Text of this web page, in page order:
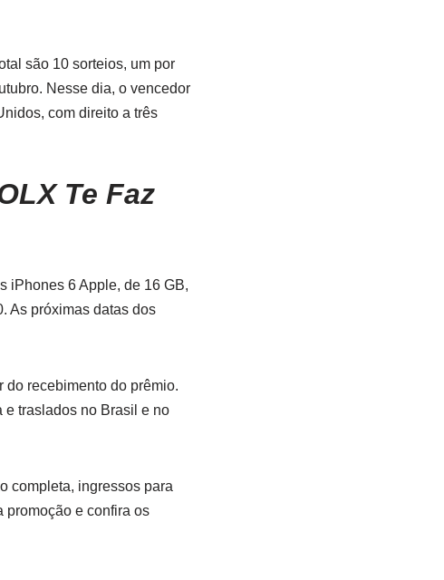
são 10 sorteios, um por
Nesse dia, o vencedor
com direito a três
Te Faz
iPhones 6 Apple, de 16 GB,
As próximas datas dos
do recebimento do prêmio.
e traslados no Brasil e no
completa, ingressos para
promoção e confira os